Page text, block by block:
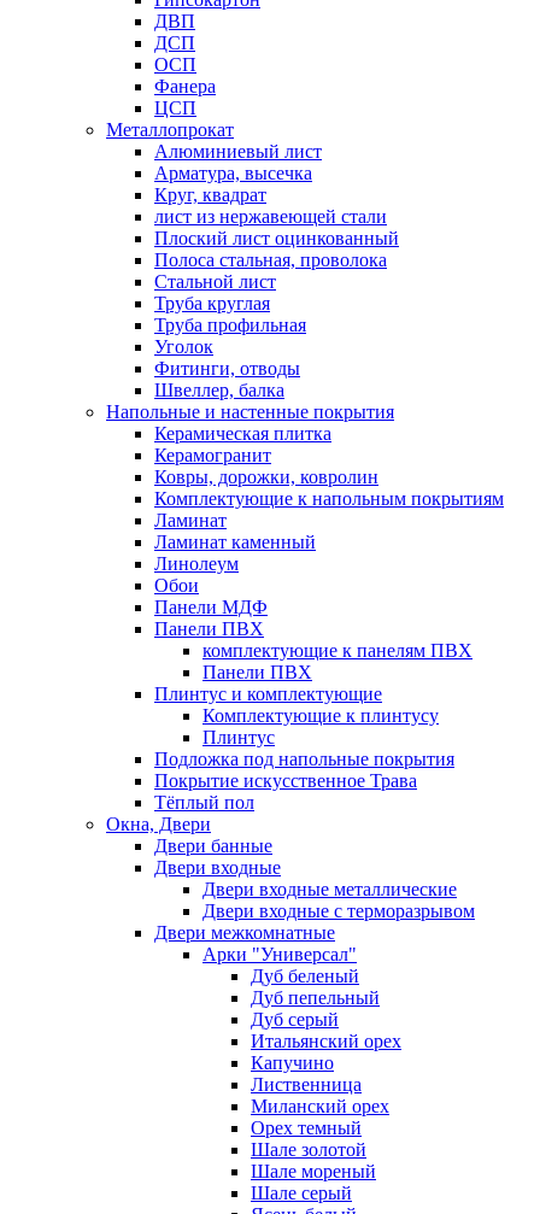
ДВП
ДСП
ОСП
Фанера
ЦСП
Металлопрокат
Алюминиевый лист
Арматура, высечка
Круг, квадрат
лист из нержавеющей стали
Плоский лист оцинкованный
Полоса стальная, проволока
Стальной лист
Труба круглая
Труба профильная
Уголок
Фитинги, отводы
Швеллер, балка
Напольные и настенные покрытия
Керамическая плитка
Керамогранит
Ковры, дорожки, ковролин
Комплектующие к напольным покрытиям
Ламинат
Ламинат каменный
Линолеум
Обои
Панели МДФ
Панели ПВХ
комплектующие к панелям ПВХ
Панели ПВХ
Плинтус и комплектующие
Комплектующие к плинтусу
Плинтус
Подложка под напольные покрытия
Покрытие искусственное Трава
Тёплый пол
Окна, Двери
Двери банные
Двери входные
Двери входные металлические
Двери входные с терморазрывом
Двери межкомнатные
Арки "Универсал"
Дуб беленый
Дуб пепельный
Дуб серый
Итальянский орех
Капучино
Лиственница
Миланский орех
Орех темный
Шале золотой
Шале мореный
Шале серый